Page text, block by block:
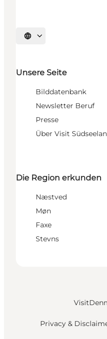
Sprache auswählen
Unsere Seite
Bilddatenbank
Newsletter Beruf
Presse
Über Visit
Die Region erkunden
Næstved
Møn
Faxe
Stevns
Privacy &